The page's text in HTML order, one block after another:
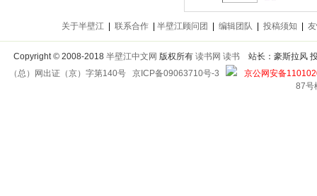
关于半壁江 联系合作 半壁江顾问团 编辑团队 投稿须知
Copyright©2008-2018 半壁江中文网 版权所有 读书网 读书
站长：豪斯拉风
（总）网出证（京）字第140号 京ICP备09063710号-3
京公网安备
87号